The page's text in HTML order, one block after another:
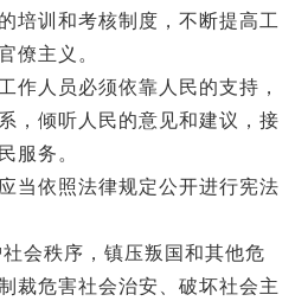
培训和考核制度，不断提高工
僚主义。
人员必须依靠人民的支持，
，倾听人民的意见和建议，接
服务。
依照法律规定公开进行宪法
秩序，镇压叛国和其他危
裁危害社会治安、破坏社会主